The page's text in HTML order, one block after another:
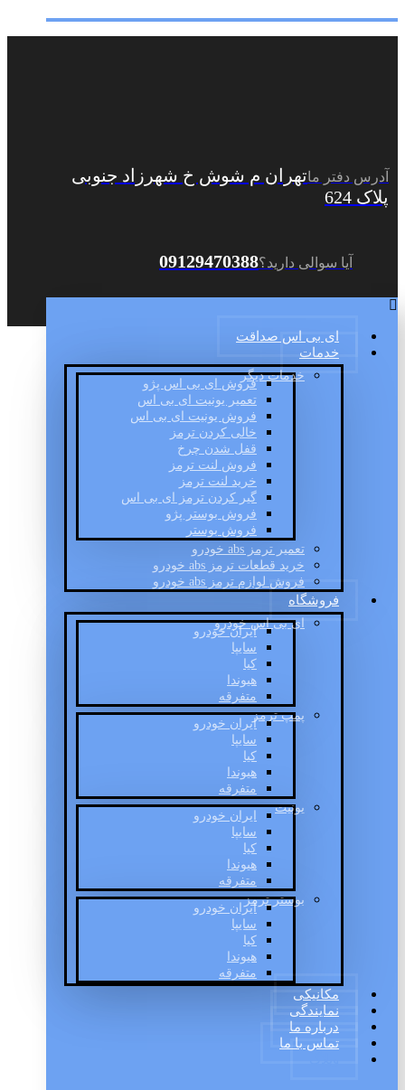
آدرس دفتر ماتهران م شوش خ شهرزاد جنوبی
پلاک 624
آیا سوالی دارید؟09129470388
ای بی اس صداقت
خدمات
خدمات دیگر
فروش ای بی اس پژو
تعمیر یونیت ای بی اس
فروش یونیت ای بی اس
خالی کردن ترمز
قفل شدن چرخ
فروش لنت ترمز
خرید لنت ترمز
گیر کردن ترمز ای بی اس
فروش بوستر پژو
فروش بوستر
تعمیر ترمز abs خودرو
خرید قطعات ترمز abs خودرو
فروش لوازم ترمز abs خودرو
فروشگاه
ای بی اس خودرو
ایران خودرو
سایپا
کیا
هیوندا
متفرقه
پمپ ترمز
ایران خودرو
سایپا
کیا
هیوندا
متفرقه
یونیت
ایران خودرو
سایپا
کیا
هیوندا
متفرقه
بوستر ترمز
ایران خودرو
سایپا
کیا
هیوندا
متفرقه
مکانیکی
نمایندگی
درباره ما
تماس با ما